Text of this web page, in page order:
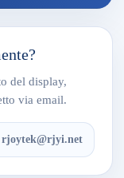
del display,
via email.
rjoytek@rjyi.net